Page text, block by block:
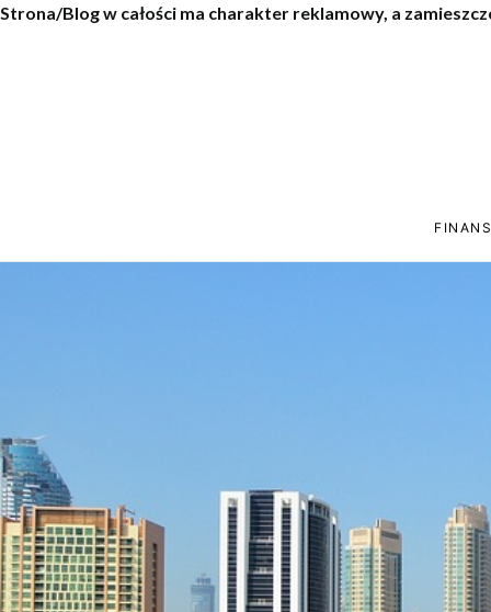
Strona/Blog w całości ma charakter reklamowy, a